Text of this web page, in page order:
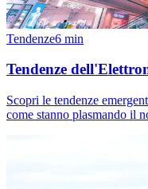
Tendenze6 min
Tendenze
Scopri le tendenze
come stanno plasmando il